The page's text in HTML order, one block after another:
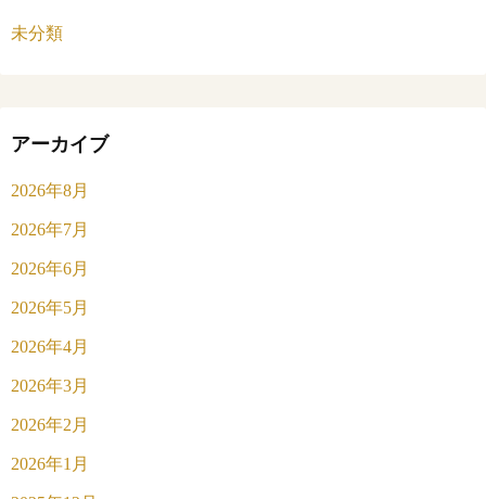
未分類
アーカイブ
2026年8月
2026年7月
2026年6月
2026年5月
2026年4月
2026年3月
2026年2月
2026年1月